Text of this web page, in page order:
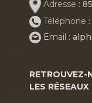
Adresse :
Téléphone
Email :
RETROUVEZ-
LES